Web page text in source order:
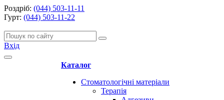
Роздріб: (044) 503-11-11
Гурт: (044) 503-11-22
Вхід
Каталог
Стоматологічні матеріали
Терапія